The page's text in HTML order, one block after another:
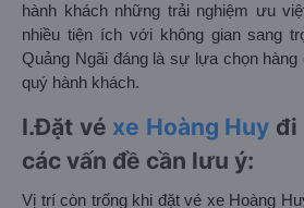
hành khách những trải nghiệm ưu
nhiều tiện ích với không gian sang
Quảng Ngãi đáng là sự lựa chọn
quý hành khách.
I.Đặt vé xe Hoàng Huy đi
các vấn đề cần lưu ý:
Vị trí còn trống khi đặt vé xe Hoàng